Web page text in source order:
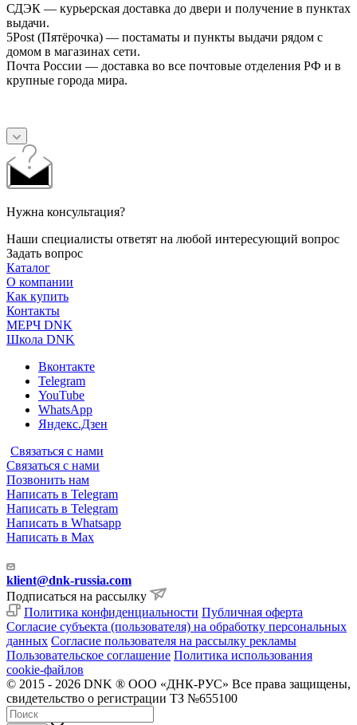
СДЭК — курьерская доставка до двери и получение в пунктах
выдачи.
5Post (Пятёрочка) — постаматы и пункты выдачи рядом с
домом в магазинах сети.
Почта России — доставка во все почтовые отделения РФ и в
крупные города мира.
Нужна консультация?
Наши специалисты ответят на любой интересующий вопрос
Задать вопрос
Каталог
О компании
Как купить
Контакты
МЕРЧ DNK
Школа DNK
Вконтакте
Telegram
YouTube
WhatsApp
Яндекс.Дзен
Связаться с нами
Связаться с нами
Позвонить нам
Написать в Telegram
Написать в Telegram
Написать в Whatsapp
Написать в Max
klient@dnk-russia.com
Подписаться на рассылку
Политика конфиденциальности Публичная оферта
Согласие субъекта (пользователя) на обработку персональных
данных Согласие пользователя на рассылку рекламы
Пользовательское соглашение Политика использования
cookie-файлов
© 2015 - 2026 DNK ® ООО «ДНК-РУС» Все права защищены,
свидетельство о регистрации ТЗ №655100